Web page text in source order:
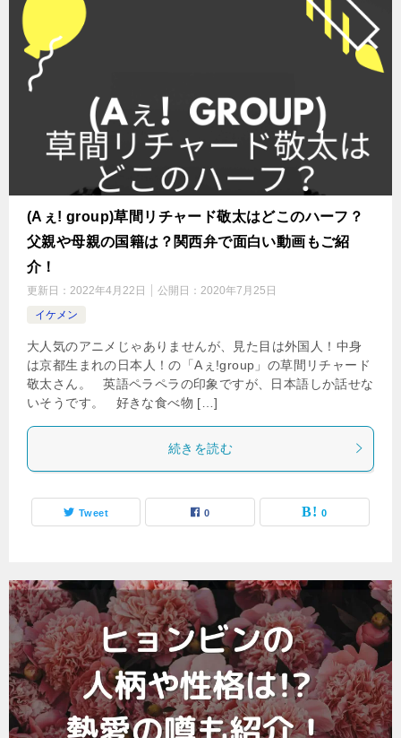
(Aぇ! group)草間リチャード敬太はどこのハーフ？
父親や母親の国籍は？関西弁で面白い動画もご紹
介！
更新日： 2022年4月22日 公開日： 2020年7月25日
イケメン
大人気のアニメじゃありませんが、見た目は外国人！中身
は京都生まれの日本人！の「Aぇ!group」の草間リチャード
敬太さん。 英語ペラペラの印象ですが、日本語しか話せな
いそうです。 好きな食べ物 […]
続きを読む
Tweet 0 0